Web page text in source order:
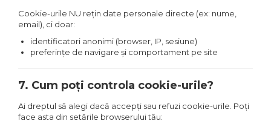
Cookie-urile NU rețin date personale directe (ex: nume,
email), ci doar:
identificatori anonimi (browser, IP, sesiune)
preferințe de navigare și comportament pe site
7. Cum poți controla cookie-urile?
Ai dreptul să alegi dacă accepți sau refuzi cookie-urile. Poți
face asta din setările browserului tău: